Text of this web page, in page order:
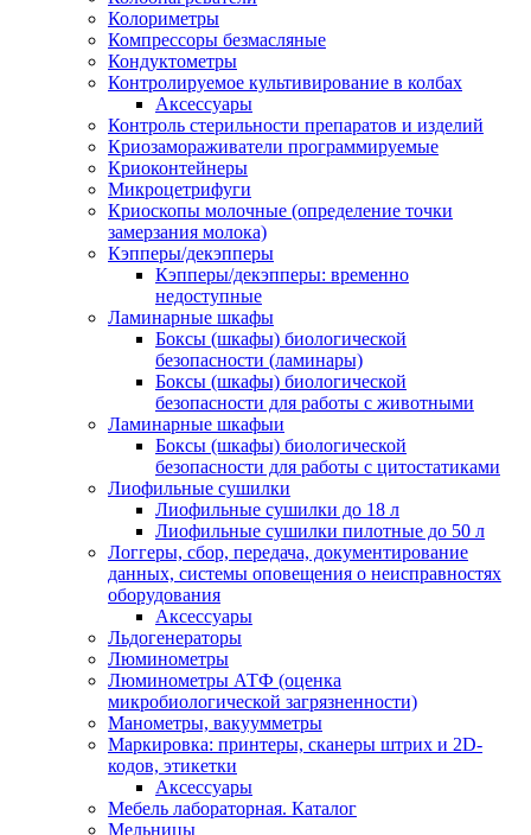
Колориметры
Компрессоры безмасляные
Кондуктометры
Контролируемое культивирование в колбах
Аксессуары
Контроль стерильности препаратов и изделий
Криозамораживатели программируемые
Криоконтейнеры
Микроцетрифуги
Криоскопы молочные (определение точки
замерзания молока)
Кэпперы/декэпперы
Кэпперы/декэпперы: временно
недоступные
Ламинарные шкафы
Боксы (шкафы) биологической
безопасности (ламинары)
Боксы (шкафы) биологической
безопасности для работы с животными
Ламинарные шкафыи
Боксы (шкафы) биологической
безопасности для работы с цитостатиками
Лиофильные сушилки
Лиофильные сушилки до 18 л
Лиофильные сушилки пилотные до 50 л
Логгеры, сбор, передача, документирование
данных, системы оповещения о неисправностях
оборудования
Аксессуары
Льдогенераторы
Люминометры
Люминометры АТФ (оценка
микробиологической загрязненности)
Манометры, вакуумметры
Маркировка: принтеры, сканеры штрих и 2D-
кодов, этикетки
Аксессуары
Мебель лабораторная. Каталог
Мельницы